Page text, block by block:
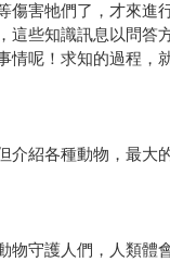
害牠們了，才來進
這些知識訊息以問
情呢！求知的過程
介紹各種動物，最
物守護人們，人類